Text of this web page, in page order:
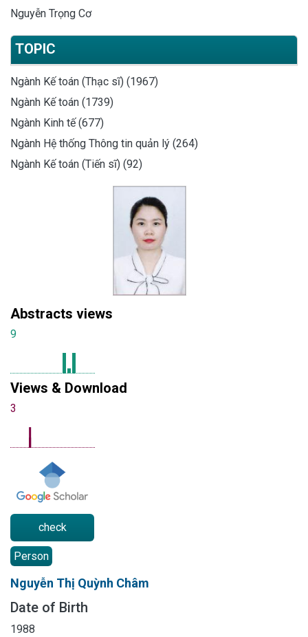
Nguyễn Trọng Cơ
TOPIC
Ngành Kế toán (Thạc sĩ) (1967)
Ngành Kế toán (1739)
Ngành Kinh tế (677)
Ngành Hệ thống Thông tin quản lý (264)
Ngành Kế toán (Tiến sĩ) (92)
Abstracts views
9
Views & Download
3
check
Person
Nguyễn Thị Quỳnh Châm
Date of Birth
1988